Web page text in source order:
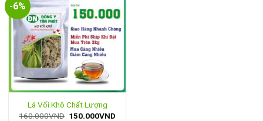
-6%
Lá Vối Khô Chất Lượng
160.000VND Giá
150.000VND